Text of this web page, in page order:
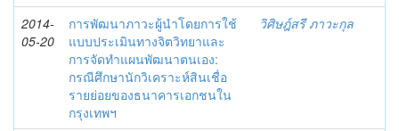
2014-
05-20
การพัฒนาภาวะผู้นำโดยการใช้
แบบประเมินทางจิตวิทยาและ
การจัดทำแผนพัฒนาตนเอง:
กรณีศึกษานักวิเคราะห์สินเชื่อ
รายย่อยของธนาคารเอกชนใน
กรุงเทพฯ
วิศิษฎ์สรี ภาวะกุล